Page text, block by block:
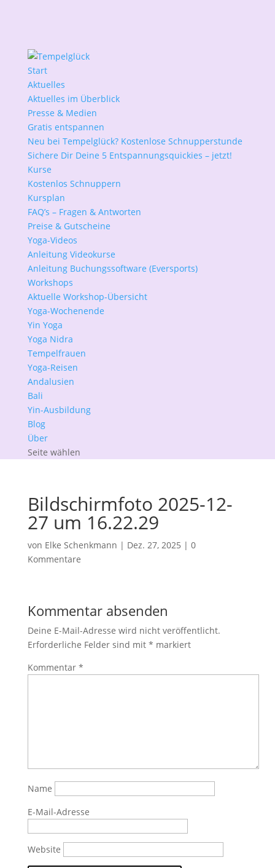
Start
Aktuelles
Aktuelles im Überblick
Presse & Medien
Gratis entspannen
Neu bei Tempelglück? Kostenlose Schnupperstunde
Sichere Dir Deine 5 Entspannungsquickies – jetzt!
Kurse
Kostenlos Schnuppern
Kursplan
FAQ’s – Fragen & Antworten
Preise & Gutscheine
Yoga-Videos
Anleitung Videokurse
Anleitung Buchungssoftware (Eversports)
Workshops
Aktuelle Workshop-Übersicht
Yoga-Wochenende
Yin Yoga
Yoga Nidra
Tempelfrauen
Yoga-Reisen
Andalusien
Bali
Yin-Ausbildung
Blog
Über
Seite wählen
Bildschirmfoto 2025-12-
27 um 16.22.29
von Elke Schenkmann | Dez. 27, 2025 | 0
Kommentare
Kommentar absenden
Deine E-Mail-Adresse wird nicht veröffentlicht.
Erforderliche Felder sind mit * markiert
Kommentar *
Name
E-Mail-Adresse
Website